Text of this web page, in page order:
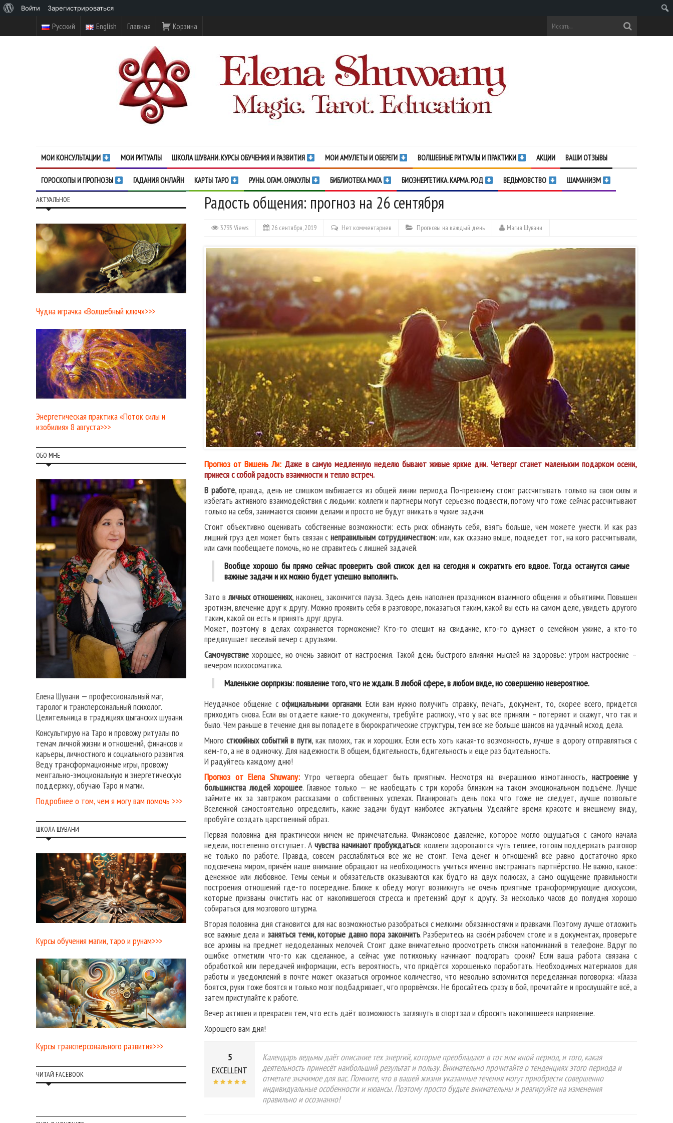
Русский English Главная Корзина
МОИ КОНСУЛЬТАЦИИ МОИ РИТУАЛЫ ШКОЛА ШУВАНИ. КУРСЫ ОБУЧЕНИЯ И РАЗВИТИЯ МОИ АМУЛЕТЫ И ОБЕРЕГИ ВОЛШЕБНЫЕ РИТУАЛЫ И ПРАКТИКИ АКЦИИ ВАШИ ОТЗЫВЫ
ГОРОСКОПЫ И ПРОГНОЗЫ ГАДАНИЯ ОНЛАЙН КАРТЫ ТАРО РУНЫ. ОГАМ. ОРАКУЛЫ БИБЛИОТЕКА МАГА БИОЭНЕРГЕТИКА. КАРМА. РОД ВЕДЬМОВСТВО ШАМАНИЗМ
Радость общения: прогноз на 26 сентября
3793 Views 26 сентября, 2019 Нет комментариев Прогнозы на каждый день Магия Шувани
Прогноз от Вишень Ли: Даже в самую медленную неделю бывают живые яркие дни. Четверг станет маленьким подарком осени,
принеся с собой радость взаимности и тепло встреч.
В работе, правда, день не слишком выбивается из общей линии периода. По-прежнему стоит рассчитывать только на свои силы и
избегать активного взаимодействия с людьми: коллеги и партнеры могут серьезно подвести, потому что тоже сейчас рассчитывают
только на себя, занимаются своими делами и просто не будут вникать в чужие задачи.
Стоит объективно оценивать собственные возможности: есть риск обмануть себя, взять больше, чем можете унести. И как раз
лишний груз дел может быть связан с неправильным сотрудничеством: или, как сказано выше, подведет тот, на кого рассчитывали,
или сами пообещаете помочь, но не справитесь с лишней задачей.
Вообще хорошо бы прямо сейчас проверить свой список дел на сегодня и сократить его вдвое. Тогда останутся самые
важные задачи и их можно будет успешно выполнить.
Зато в личных отношениях, наконец, закончится пауза. Здесь день наполнен праздником взаимного общения и объятиями. Повышен
эротизм, влечение друг к другу. Можно проявить себя в разговоре, показаться таким, какой вы есть на самом деле, увидеть другого
таким, какой он есть и принять друг друга.
Может, поэтому в делах сохраняется торможение? Кто-то спешит на свидание, кто-то думает о семейном ужине, а кто-то
предвкушает веселый вечер с друзьями.
Самочувствие хорошее, но очень зависит от настроения. Такой день быстрого влияния мыслей на здоровье: утром настроение –
вечером психосоматика.
Маленькие сюрпризы: появление того, что не ждали. В любой сфере, в любом виде, но совершенно невероятное.
Неудачное общение софициальными органами. Если вам нужно получить справку, печать, документ, то, скорее всего, придется
приходить снова. Если вы отдаете какие-то документы, требуйте расписку, что у вас все приняли – потеряют и скажут, что так и
было. Чем раньше в течение дня вы попадете в бюрократические структуры, тем все же больше шансов на удачный исход дела.
Много стихийных событий в пути, как плохих, так и хороших. Если есть хоть какая-то возможность, лучше в дорогу отправляться с
кем-то, а не в одиночку. Для надежности. В общем, бдительность, бдительность и еще раз бдительность.
И радуйтесь каждому дню!
Прогноз от Elena Shuwany:Утро четверга обещает быть приятным. Несмотря на вчерашнюю измотанность, настроение у
большинства людей хорошее. Главное только — не наобещать с три короба близким на таком эмоциональном подъёме. Лучше
займите их за завтраком рассказами о собственных успехах. Планировать день пока что тоже не следует, лучше позвольте
Вселенной самостоятельно определить, какие задачи будут наиболее актуальны. Уделяйте время красоте и внешнему виду,
пробуйте создать царственный образ.
Первая половина дня практически ничем не примечательна. Финансовое давление, которое могло ощущаться с самого начала
недели, постепенно отступает. Ачувства начинают пробуждаться: коллеги здороваются чуть теплее, готовы поддержать разговор
не только по работе. Правда, совсем расслабляться всё же не стоит. Тема денег и отношений всё равно достаточно ярко
подсвечена миром, причём наше внимание обращают на необходимость учиться именно выстраивать партнёрство. Не важно, какое:
денежное или любовное. Темы семьи и обязательств оказываются как будто на двух полюсах, а само ощущение правильности
построения отношений где-то посередине. Ближе к обеду могут возникнуть не очень приятные трансформирующие дискуссии,
которые призваны очистить нас от накопившегося стресса и претензий друг к другу. За несколько часов до полудня хорошо
собираться для мозгового штурма.
Вторая половина дня становится для нас возможностью разобраться с мелкими обязанностями и правками. Поэтому лучше отложить
все важные дела и заняться теми, которые давно пора закончить. Разберитесь на своём рабочем столе и в документах, проверьте
все архивы на предмет недоделанных мелочей. Стоит даже внимательно просмотреть списки напоминаний в телефоне. Вдруг по
ошибке отметили что-то как сделанное, а сейчас уже потихоньку начинают подгорать сроки? Если ваша работа связана с
обработкой или передачей информации, есть вероятность, что придётся хорошенько поработать. Необходимых материалов для
работы и уведомлений в почте может оказаться огромное количество, что невольно вспомнится переделанная поговорка: «Глаза
боятся, руки тоже боятся и только мозг подбадривает, что прорвёмся». Не бросайтесь сразу в бой, прочитайте и прослушайте всё, а
затем приступайте к работе.
Вечер активен и прекрасен тем, что есть даёт возможность заглянуть в спортзал и сбросить накопившееся напряжение.
Хорошего вам дня!
5
EXCELLENT
Календарь ведьмы даёт описание тех энергий, которые преобладают в тот или иной период, и того, какая
деятельность принесёт наибольший результат и пользу. Внимательно прочитайте о тенденциях этого периода и
отметьте значимое для вас. Помните, что в вашей жизни указанные течения могут приобрести совершенно
индивидуальные особенности и нюансы. Поэтому просто будьте внимательны и реагируйте на изменения
правильно и осознанно!
АКТУАЛЬНОЕ
Чудна играчка «Волшебный ключ»>>>
Энергетическая практика «Поток силы и
изобилия» 8 августа>>>
ОБО МНЕ
Елена Шувани — профессиональный маг,
таролог и трансперсональный психолог.
Целительница в традициях цыганских шувани.
Консультирую на Таро и провожу ритуалы по
темам личной жизни и отношений, финансов и
карьеры, личностного и социального развития.
Веду трансформационные игры, провожу
ментально-эмоциональную и энергетическую
поддержку, обучаю Таро и магии.
Подробнее о том, чем я могу вам помочь >>>
ШКОЛА ШУВАНИ
Курсы обучения магии, таро и рунам>>>
Курсы трансперсонального развития>>>
ЧИТАЙ FACEBOOK
WordPress
Войти Зарегистрироваться